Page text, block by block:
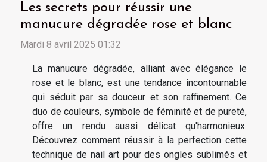
Les secrets pour réussir une
manucure dégradée rose et blanc
Mardi 8 avril 2025 01:32
La manucure dégradée, alliant avec élégance le
rose et le blanc, est une tendance incontournable
qui séduit par sa douceur et son raffinement. Ce
duo de couleurs, symbole de féminité et de pureté,
offre un rendu aussi délicat qu'harmonieux.
Découvrez comment réussir à la perfection cette
technique de nail art pour des ongles sublimés et